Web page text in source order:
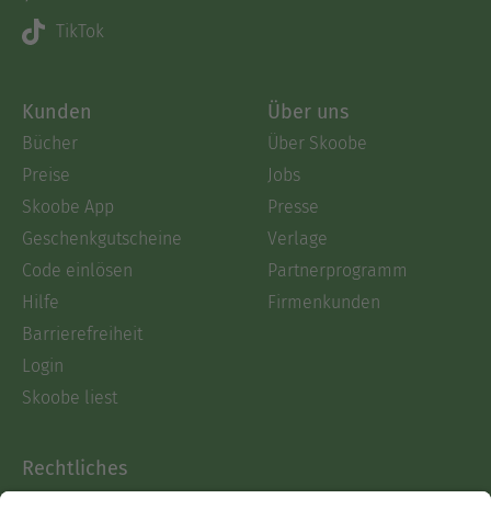
TikTok
Kunden
Bücher
Preise
Skoobe App
Geschenkgutscheine
Code einlösen
Hilfe
Barrierefreiheit
Login
Skoobe liest
Über uns
Über Skoobe
Jobs
Presse
Verlage
Partnerprogramm
Firmenkunden
Rechtliches